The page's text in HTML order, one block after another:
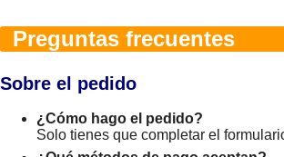
Preguntas frecuentes
Sobre el pedido
¿Cómo hago el pedido?
Solo tienes que completar el